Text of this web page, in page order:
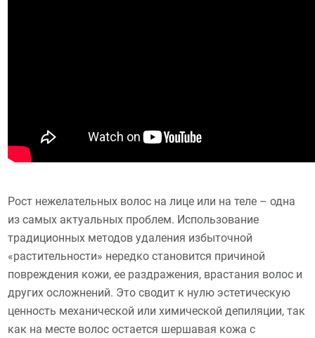
Рост нежелательных волос на лице или на теле – одна
из самых актуальных проблем. Использование
традиционных методов удаления избыточной
«растительности» нередко становится причиной
повреждения кожи, ее раздражения, врастания волос и
других осложнений. Это сводит к нулю эстетическую
ценность механической или химической депиляции, так
как на месте волос остается шершавая кожа с